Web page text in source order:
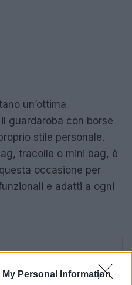
My Personal Information
un’ottima
guardaroba con borse
stile personale.
tracolle o mini bag, è
occasione per
e adatti a ogni